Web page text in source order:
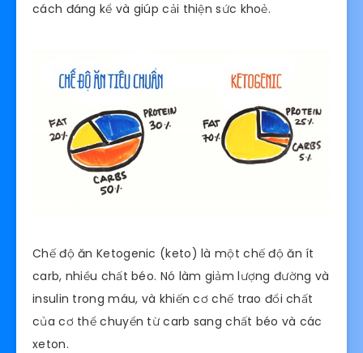
cách đáng kể và giúp cải thiện sức khoẻ.
Chế độ ăn Ketogenic (keto) là một chế độ ăn ít
carb, nhiều chất béo. Nó làm giảm lượng đường và
insulin trong máu, và khiến cơ chế trao đổi chất
của cơ thể chuyển từ carb sang chất béo và các
xeton.